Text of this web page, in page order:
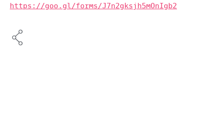
https://goo.gl/forms/J7n2gksjh5mOnIgb2